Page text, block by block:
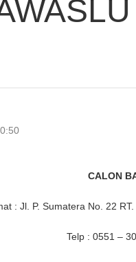
CALON
: Jl. P. Sumatera No. 22
Telp : 0551 –